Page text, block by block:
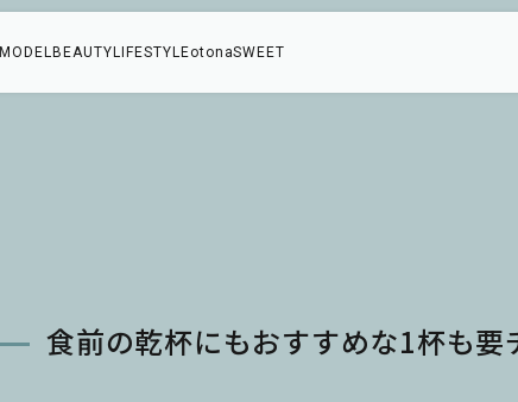
MODEL BEAUTY LIFESTYLEotonaSWEET
食前の乾杯にもおすすめな1杯も要